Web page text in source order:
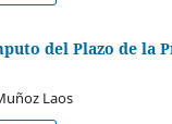
del Plazo de la
Laos